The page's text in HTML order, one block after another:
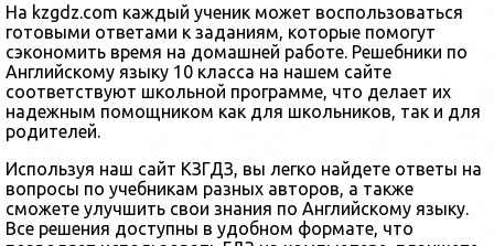
На kzgdz.com каждый ученик может воспользоваться
готовыми ответами к заданиям, которые помогут
сэкономить время на домашней работе. Решебники по
Английскому языку 10 класса на нашем сайте
соответствуют школьной программе, что делает их
надежным помощником как для школьников, так и для
родителей.
Используя наш сайт КЗГДЗ, вы легко найдете ответы на
вопросы по учебникам разных авторов, а также
сможете улучшить свои знания по Английскому языку.
Все решения доступны в удобном формате, что